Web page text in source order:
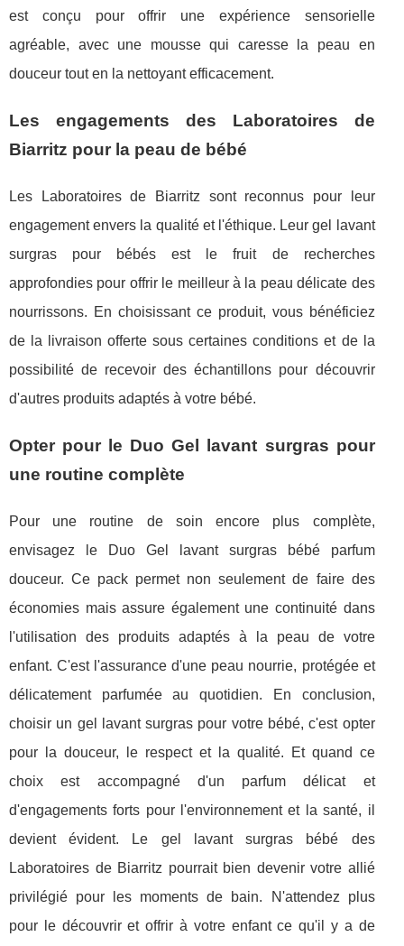
est conçu pour offrir une expérience sensorielle
agréable, avec une mousse qui caresse la peau en
douceur tout en la nettoyant efficacement.
Les engagements des Laboratoires de
Biarritz pour la peau de bébé
Les Laboratoires de Biarritz sont reconnus pour leur
engagement envers la qualité et l'éthique. Leur gel lavant
surgras pour bébés est le fruit de recherches
approfondies pour offrir le meilleur à la peau délicate des
nourrissons. En choisissant ce produit, vous bénéficiez
de la livraison offerte sous certaines conditions et de la
possibilité de recevoir des échantillons pour découvrir
d'autres produits adaptés à votre bébé.
Opter pour le Duo Gel lavant surgras pour
une routine complète
Pour une routine de soin encore plus complète,
envisagez le Duo Gel lavant surgras bébé parfum
douceur. Ce pack permet non seulement de faire des
économies mais assure également une continuité dans
l'utilisation des produits adaptés à la peau de votre
enfant. C'est l'assurance d'une peau nourrie, protégée et
délicatement parfumée au quotidien. En conclusion,
choisir un gel lavant surgras pour votre bébé, c'est opter
pour la douceur, le respect et la qualité. Et quand ce
choix est accompagné d'un parfum délicat et
d'engagements forts pour l'environnement et la santé, il
devient évident. Le gel lavant surgras bébé des
Laboratoires de Biarritz pourrait bien devenir votre allié
privilégié pour les moments de bain. N'attendez plus
pour le découvrir et offrir à votre enfant ce qu'il y a de